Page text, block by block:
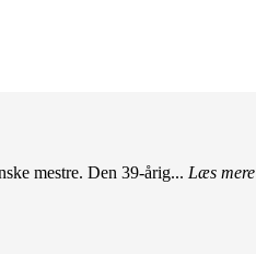
mestre. Den 39-årig... Læs mere